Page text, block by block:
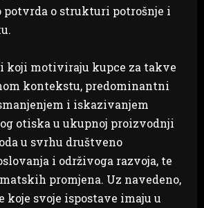
potvrda o strukturi potrošnje i
koji motiviraju kupce za takve
kontekstu, predominantni
i iskazivanjem
otiska u ukupnoj proizvodnji
u svrhu društveno
i održivoga razvoja, te
promjena. Uz navedeno,
koje svoje ispostave imaju u